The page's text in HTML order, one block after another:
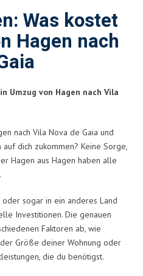
Was kostet
Hagen nach
Umzug von Hagen nach Vila
nach Vila Nova de Gaia und
dich zukommen? Keine Sorge,
Hagen aus Hagen haben alle
sogar in ein anderes Land
Investitionen. Die genauen
Faktoren ab, wie
Größe deiner Wohnung oder
die du benötigst.